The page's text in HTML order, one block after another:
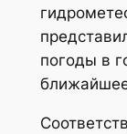
погоды в